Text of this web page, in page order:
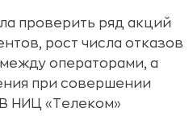
проверить ряд акций
рост числа отказов
операторами, а
при совершении
НИЦ «Телеком»